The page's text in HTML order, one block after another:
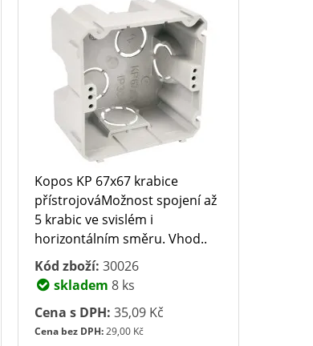
Kopos KP 67x67 krabice
přístrojováMožnost spojení až
5 krabic ve svislém i
horizontálním směru. Vhod..
Kód zboží: 30026
skladem 8 ks
Cena s DPH: 35,09 Kč
Cena bez DPH:29,00 Kč